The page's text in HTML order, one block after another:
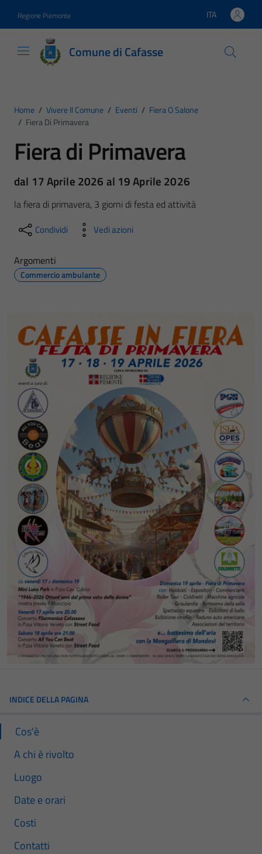
Regione Piemonte Lingua attiva:
ITA
Comune di Cafasse
Home / Vivere Il Comune / Eventi / Fiera O Salone
/ Fiera Di Primavera
Fiera di Primavera
dal 17 Aprile 2026 al 19 Aprile 2026
la fiera di primavera, 3 giorni di festa ed attività
Condividi Vedi azioni
Argomenti
Commercio ambulante
INDICE DELLA PAGINA
Cos'è
A chi è rivolto
Luogo
Date e orari
Costi
Contatti